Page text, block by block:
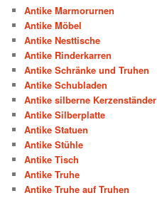
Antike Marmorurnen
Antike Möbel
Antike Nesttische
Antike Rinderkarren
Antike Schränke und Truhen
Antike Schubladen
Antike silberne Kerzenständer
Antike Silberplatte
Antike Statuen
Antike Stühle
Antike Tisch
Antike Truhe
Antike Truhe auf Truhen